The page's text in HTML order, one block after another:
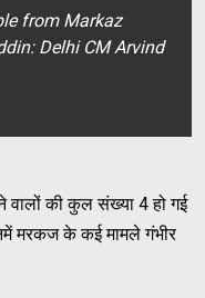
from Markaz
Delhi CM Arvind
वालों की कुल संख्या 4 हो गई
मरकज के कई मामले गंभीर